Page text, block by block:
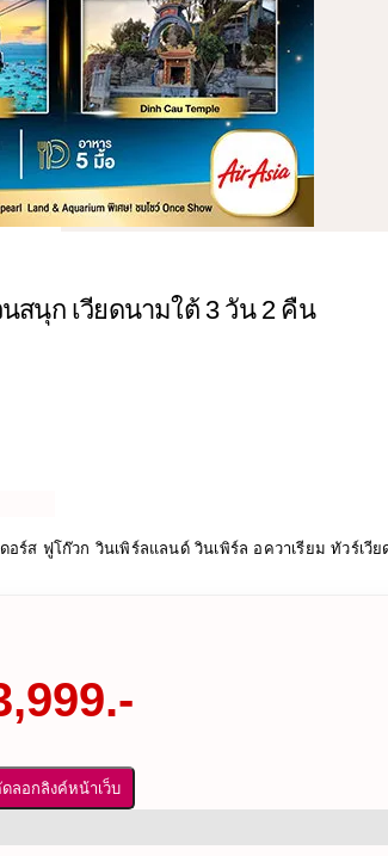
สนุก เวียดนามใต้ 3 วัน 2 คืน
อร์ส ฟูโก๊วก วินเพิร์ลแลนด์ วินเพิร์ล อควาเรียม ทัวร์เวี
ลอกลิงค์หน้าเว็บ